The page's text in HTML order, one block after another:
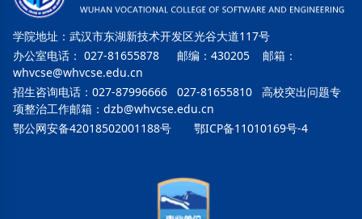
学院地址：武汉市东湖新技术开发区光谷大道117号
办公室电话： 027-81655878 邮编：430205 邮箱：
whvcse@whvcse.edu.cn
招生咨询电话：027-87996666 027-81655810 高校突出问题专
项整治工作邮箱：dzb@whvcse.edu.cn
鄂公网安备42018502001188号
鄂ICP备11010169号-4